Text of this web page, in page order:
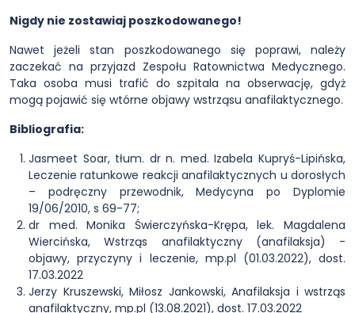
Nigdy nie zostawiaj poszkodowanego!
Nawet jeżeli stan poszkodowanego się poprawi, należy
zaczekać na przyjazd Zespołu Ratownictwa Medycznego.
Taka osoba musi trafić do szpitala na obserwację, gdyż
mogą pojawić się wtórne objawy wstrząsu anafilaktycznego.
Bibliografia:
Jasmeet Soar, tłum. dr n. med. Izabela Kupryś-Lipińska,
Leczenie ratunkowe reakcji anafilaktycznych u dorosłych
– podręczny przewodnik, Medycyna po Dyplomie
19/06/2010, s 69-77;
dr med. Monika Świerczyńska-Krępa, lek. Magdalena
Wiercińska, Wstrząs anafilaktyczny (anafilaksja) -
objawy, przyczyny i leczenie, mp.pl (01.03.2022), dost.
17.03.2022
Jerzy Kruszewski, Miłosz Jankowski, Anafilaksja i wstrząs
anafilaktyczny, mp.pl (13.08.2021), dost. 17.03.2022